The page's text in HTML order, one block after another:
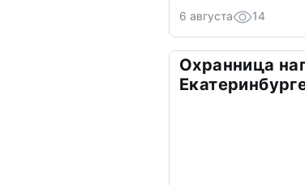
6 августа 14
Охранница